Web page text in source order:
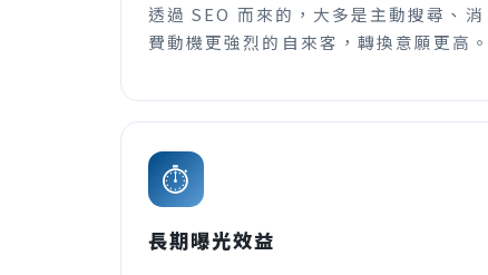
透過 SEO 而來的，大多是主動搜尋、消
費動機更強烈的自來客，轉換意願更高。
⏱
長期曝光效益